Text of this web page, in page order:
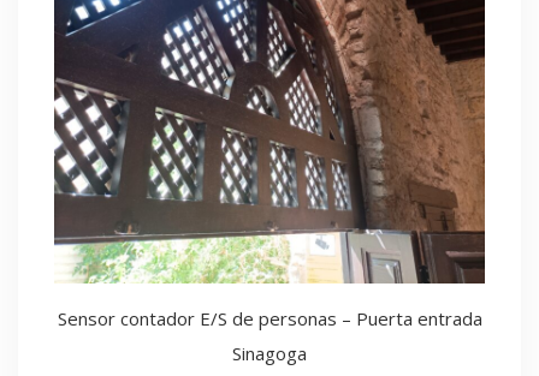
Sensor contador E/S de personas – Puerta entrada
Sinagoga